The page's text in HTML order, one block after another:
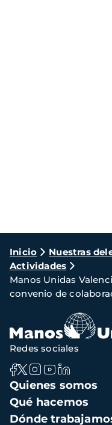
Ruta
de
navegación
Inicio Nuestras
Actividades
Manos Unidas
convenio de
Navegación
principal
Quienes somos
Qué hacemos
Dónde
Redes sociales